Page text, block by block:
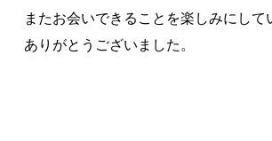
またお会いできることを楽しみにして
ありがとうございました。